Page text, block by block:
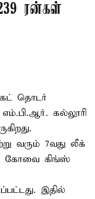
ரன்கள்
தொடர்
கல்லூரி
வரும் 7வது லீக்
கோவை கிங்ஸ்
இதில்